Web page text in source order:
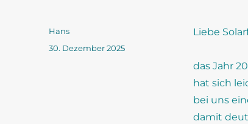
Liebe
das Jahr
hat sich
bei uns
damit
Autor
Hans
Veröffentlicht
30. Dezember 2025